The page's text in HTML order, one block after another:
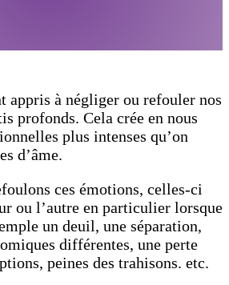
appris à négliger ou refouler nos
profonds. Cela crée en nous
plus intenses qu’on
d’âme.
ces émotions, celles-ci
ou l’autre en particulier lorsque
un deuil, une séparation,
différentes, une perte
peines des trahisons. etc.